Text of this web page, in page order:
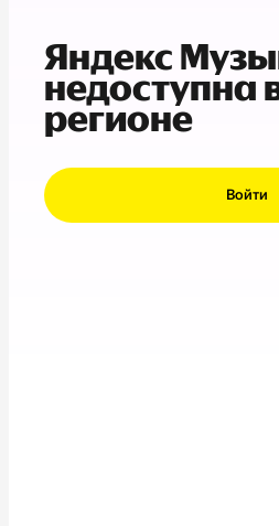
Яндекс
недоступна
регионе
Войти